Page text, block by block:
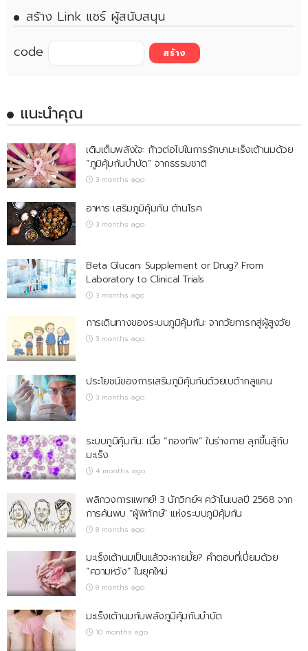
สร้าง Link แชร์ ผู้สนับสนุน
code
แนะนำคุณ
เติมเต็มพลังใจ: ก้าวต่อไปในการรักษามะเร็งเต้านมด้วย
“ภูมิคุ้มกันบำบัด” จากธรรมชาติ
3 months ago
อาหาร เสริมภูมิคุ้มกัน ต้านโรค
3 months ago
Beta Glucan: Supplement or Drug? From
Laboratory to Clinical Trials
3 months ago
การเดินทางของระบบภูมิคุ้มกัน: จากวัยทารกสู่ผู้สูงวัย
3 months ago
ประโยชน์ของการเสริมภูมิคุ้มกันด้วยเบต้ากลูแคน
3 months ago
ระบบภูมิคุ้มกัน: เมื่อ “กองทัพ” ในร่างกาย ลุกขึ้นสู้กับ
มะเร็ง
4 months ago
พลิกวงการแพทย์! 3 นักวิทย์ฯ คว้าโนเบลปี 2568 จาก
การค้นพบ “ผู้พิทักษ์” แห่งระบบภูมิคุ้มกัน
8 months ago
มะเร็งเต้านมเป็นแล้วจะหายมั้ย? คำตอบที่เปี่ยมด้วย
“ความหวัง” ในยุคใหม่
8 months ago
มะเร็งเต้านมกับพลังภูมิคุ้มกันบำบัด
10 months ago